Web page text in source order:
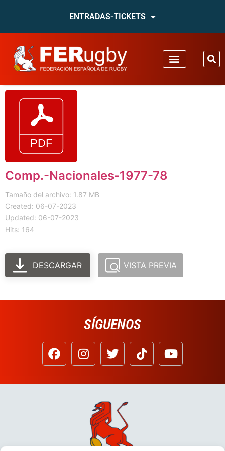
ENTRADAS-TICKETS
Comp.-Nacionales-1977-78
Tamaño del archivo: 1.87 MB
Created: 06-07-2023
Updated: 06-07-2023
Hits: 164
DESCARGAR VISTA PREVIA
SÍGUENOS